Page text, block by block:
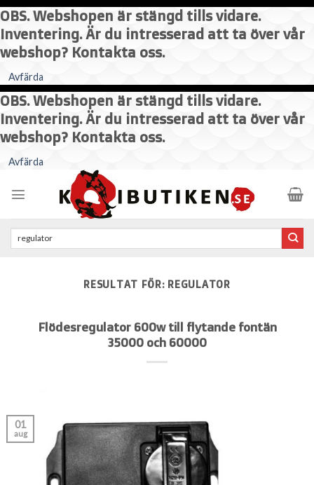
OBS. Webshopen är stängd tills vidare.
Inventering. Är du intresserad att ta över vår
webshop? Kontakta oss.
Avfärda
OBS. Webshopen är stängd tills vidare.
Inventering. Är du intresserad att ta över vår
webshop? Kontakta oss.
Avfärda
content
efter:
RESULTAT FÖR: REGULATOR
Flödesregulator 600w till flytande fontän
35000 och 60000
01
aug